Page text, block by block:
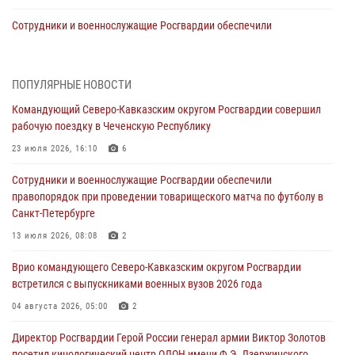
Сотрудники и военнослужащие Росгвардии обеспечили
06 августа 2026, 07:03 3
В Грозном военнослужащие Росгвардии присоединились к
всероссийской донорской акции «От сердца к сердцу»
06 августа 2026, 06:30
В Бурятии и Приамурье росгвардейцы задержали подозреваемых в
незаконном обороте наркотиков
06 августа 2026, 06:15
добычу биоресурсов
06 августа 2026, 05:12
06 августа 2026, 05:00
ПОПУЛЯРНЫЕ НОВОСТИ
Командующий Северо-Кавказским округом Росгвардии совершил
рабочую поездку в Чеченскую Республику
23 июля 2026, 16:10 6
Сотрудники и военнослужащие Росгвардии обеспечили
правопорядок при проведении товарищеского матча по футболу в
Санкт-Петербурге
13 июля 2026, 08:08 2
Врио командующего Северо-Кавказским округом Росгвардии
встретился с выпускниками военных вузов 2026 года
04 августа 2026, 05:00 2
Директор Росгвардии Герой России генерал армии Виктор Золотов